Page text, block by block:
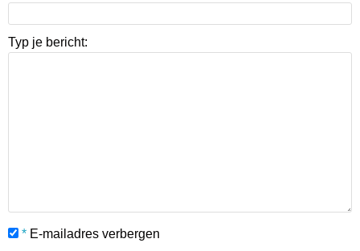
Typ je bericht:
* E-mailadres verbergen